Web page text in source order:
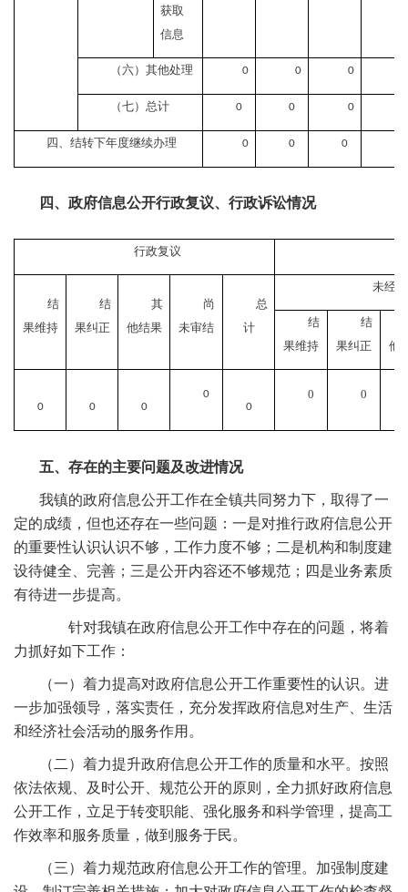
获取
信息
（六）其他处理 0 0 0
（七）总计 0 0 0
四、结转下年度继续办理 0 0 0
四、政府信息公开行政复议、行政诉讼情况
行政复议
结
果维持
结
果纠正
其
他结果
尚
未审结
总
计
未经
结
果维持
结
果纠正
他
0 0 0
0
0
0 0
五、存在的主要问题及改进情况
我镇的政府信息公开工作在全镇共同努力下，取得了一
定的成绩，但也还存在一些问题：一是对推行政府信息公开
的重要性认识认识不够，工作力度不够；二是机构和制度建
设待健全、完善；三是公开内容还不够规范；四是业务素质
有待进一步提高。
针对我镇在政府信息公开工作中存在的问题，将着
力抓好如下工作：
（一）着力提高对政府信息公开工作重要性的认识。进
一步加强领导，落实责任，充分发挥政府信息对生产、生活
和经济社会活动的服务作用。
（二）着力提升政府信息公开工作的质量和水平。按照
依法依规、及时公开、规范公开的原则，全力抓好政府信息
公开工作，立足于转变职能、强化服务和科学管理，提高工
作效率和服务质量，做到服务于民。
（三）着力规范政府信息公开工作的管理。加强制度建